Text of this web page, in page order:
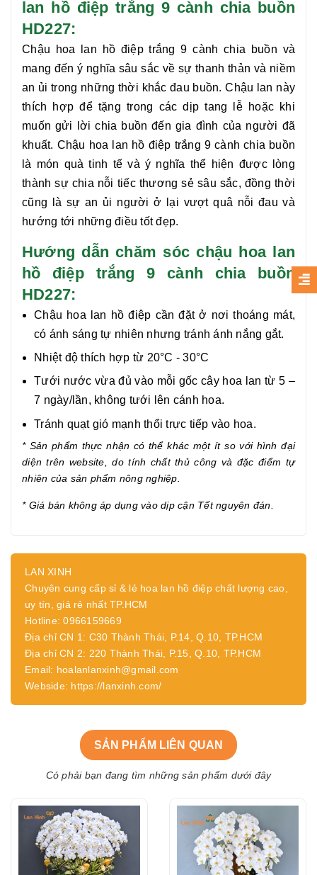
lan hồ điệp trắng 9 cành chia buồn
HD227:
Chậu hoa lan hồ điệp trắng 9 cành chia buồn và
mang đến ý nghĩa sâu sắc về sự thanh thản và niềm
an ủi trong những thời khắc đau buồn. Chậu lan này
thích hợp để tặng trong các dịp tang lễ hoặc khi
muốn gửi lời chia buồn đến gia đình của người đã
khuất. Chậu hoa lan hồ điệp trắng 9 cành chia buồn
là món quà tinh tế và ý nghĩa thể hiện được lòng
thành sự chia nỗi tiếc thương sẻ sâu sắc, đồng thời
cũng là sự an ủi người ở lại vượt quâ nỗi đau và
hướng tới những điều tốt đẹp.
Hướng dẫn chăm sóc chậu hoa lan
hồ điệp trắng 9 cành chia buồn
HD227:
Chậu hoa lan hồ điệp cần đặt ở nơi thoáng mát,
có ánh sáng tự nhiên nhưng tránh ánh nắng gắt.
Nhiệt độ thích hợp từ 20°C - 30°C
Tưới nước vừa đủ vào mỗi gốc cây hoa lan từ 5 –
7 ngày/lần, không tưới lên cánh hoa.
Tránh quạt gió mạnh thổi trực tiếp vào hoa.
* Sản phẩm thực nhận có thể khác một ít so với hình đại
diện trên website, do tính chất thủ công và đặc điểm tự
nhiên của sản phẩm nông nghiệp.
* Giá bán không áp dụng vào dịp cận Tết nguyên đán.
LAN XINH
Chuyên cung cấp sỉ & lẻ hoa lan hồ điệp chất lượng cao,
uy tín, giá rẻ nhất TP.HCM
Hotline: 0966159669
Địa chỉ CN 1: C30 Thành Thái, P.14, Q.10, TP.HCM
Địa chỉ CN 2: 220 Thành Thái, P.15, Q.10, TP.HCM
Email: hoalanlanxinh@gmail.com
Webside: https://lanxinh.com/
SẢN PHẨM LIÊN QUAN
Có phải bạn đang tìm những sản phẩm dưới đây